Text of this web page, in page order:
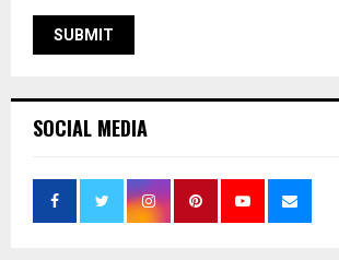
SOCIAL MEDIA